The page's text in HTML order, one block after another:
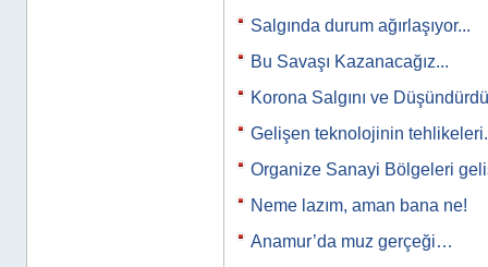
Salgında durum ağırlaşıyor...
Bu Savaşı Kazanacağız...
Korona Salgını ve
Gelişen teknolojinin
Organize Sanayi Bölgeleri
Neme lazım, aman bana ne!
Anamur’da muz gerçeği…